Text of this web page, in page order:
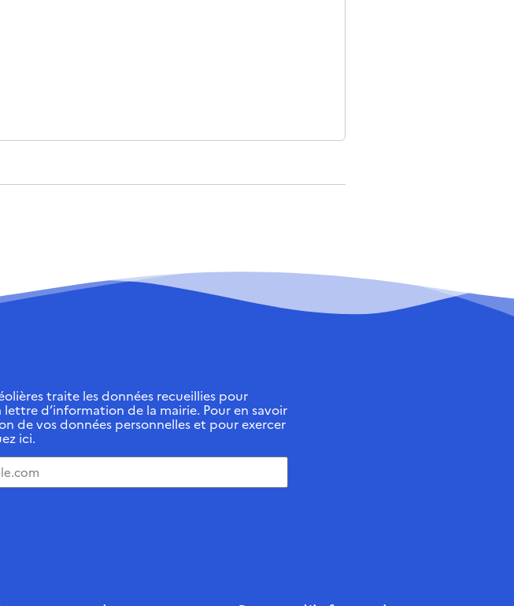
traite les données recueillies pour
lettre d’information de la mairie. Pour en savoir
de vos données personnelles et pour exercer
ici.